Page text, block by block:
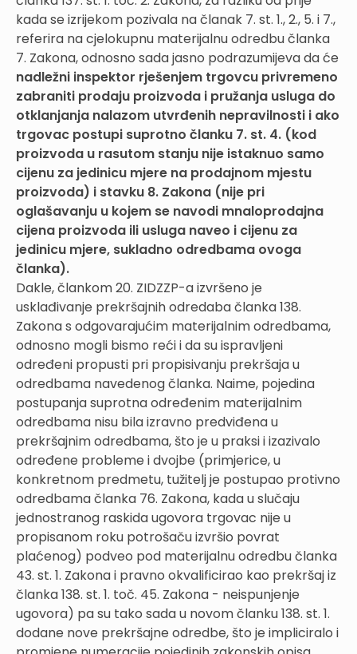
kada se izrijekom pozivala na članak 7. st. 1., 2., 5. i 7.,
referira na cjelokupnu materijalnu odredbu članka
7. Zakona, odnosno sada jasno podrazumijeva da će
nadležni inspektor rješenjem trgovcu privremeno
zabraniti prodaju proizvoda i pružanja usluga do
otklanjanja nalazom utvrđenih nepravilnosti i ako
trgovac postupi suprotno članku 7. st. 4. (kod
proizvoda u rasutom stanju nije istaknuo samo
cijenu za jedinicu mjere na prodajnom mjestu
proizvoda) i stavku 8. Zakona (nije pri
oglašavanju u kojem se navodi mnaloprodajna
cijena proizvoda ili usluga naveo i cijenu za
jedinicu mjere, sukladno odredbama ovoga
članka).
Dakle, člankom 20. ZIDZZP-a izvršeno je
usklađivanje prekršajnih odredaba članka 138.
Zakona s odgovarajućim materijalnim odredbama,
odnosno mogli bismo reći i da su ispravljeni
određeni propusti pri propisivanju prekršaja u
odredbama navedenog članka. Naime, pojedina
postupanja suprotna određenim materijalnim
odredbama nisu bila izravno predviđena u
prekršajnim odredbama, što je u praksi i izazivalo
određene probleme i dvojbe (primjerice, u
konkretnom predmetu, tužitelj je postupao protivno
odredbama članka 76. Zakona, kada u slučaju
jednostranog raskida ugovora trgovac nije u
propisanom roku potrošaču izvršio povrat
plaćenog) podveo pod materijalnu odredbu članka
43. st. 1. Zakona i pravno okvalificirao kao prekršaj iz
članka 138. st. 1. toč. 45. Zakona - neispunjenje
ugovora) pa su tako sada u novom članku 138. st. 1.
dodane nove prekršajne odredbe, što je impliciralo i